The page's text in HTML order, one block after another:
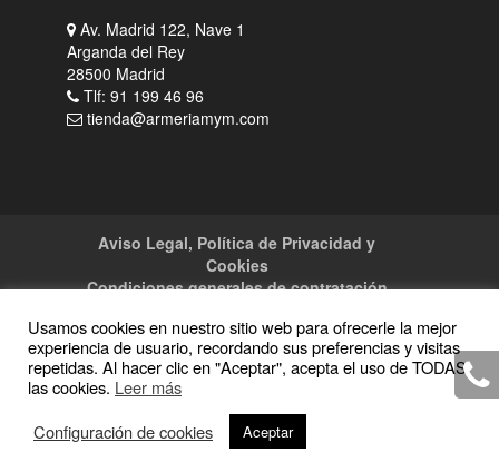
Av. Madrid 122, Nave 1
Arganda del Rey
28500 Madrid
Tlf: 91 199 46 96
tienda@armeriamym.com
Aviso Legal, Política de Privacidad y
Cookies
Condiciones generales de contratación
Copyright · 2016 Armeria M y M · Todos los
derechos reservados
Usamos cookies en nuestro sitio web para ofrecerle la mejor
experiencia de usuario, recordando sus preferencias y visitas
repetidas. Al hacer clic en "Aceptar", acepta el uso de TODAS
las cookies. Leer más
Configuración de cookies
Aceptar